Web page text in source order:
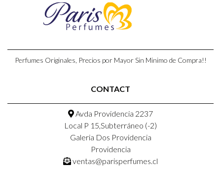
Perfumes Originales, Precios por Mayor Sin Minimo de Compra!!
CONTACT
Avda Providencia 2237
Local P 15,Subterráneo (-2)
Galeria Dos Providencia
Providencia
ventas@parisperfumes.cl